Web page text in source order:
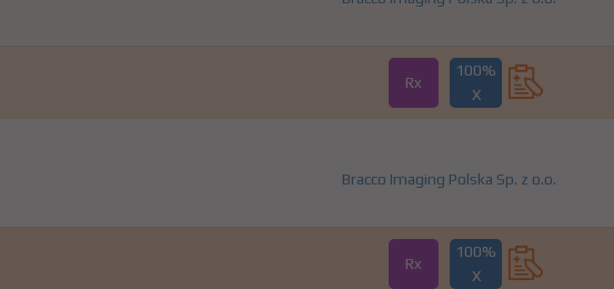
Rx
100%
X
Bracco Imaging Polska Sp. z o.o.
Rx
100%
X